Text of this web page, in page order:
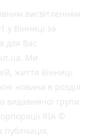
висвітленням
у Вінниці за
для Вас
Ми
життя Вінниці.
новини в розділ
видавничої групи
RIA ©
публiкацiя,